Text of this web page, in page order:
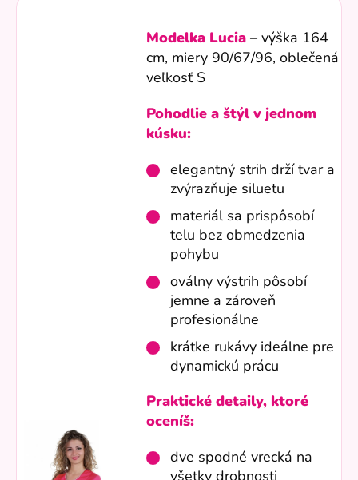
Modelka Lucia – výška 164
cm, miery 90/67/96, oblečená
veľkosť S
Pohodlie a štýl v jednom
kúsku:
elegantný strih drží tvar a
zvýrazňuje siluetu
materiál sa prispôsobí
telu bez obmedzenia
pohybu
oválny výstrih pôsobí
jemne a zároveň
profesionálne
krátke rukávy ideálne pre
dynamickú prácu
Praktické detaily, ktoré
oceníš:
dve spodné vrecká na